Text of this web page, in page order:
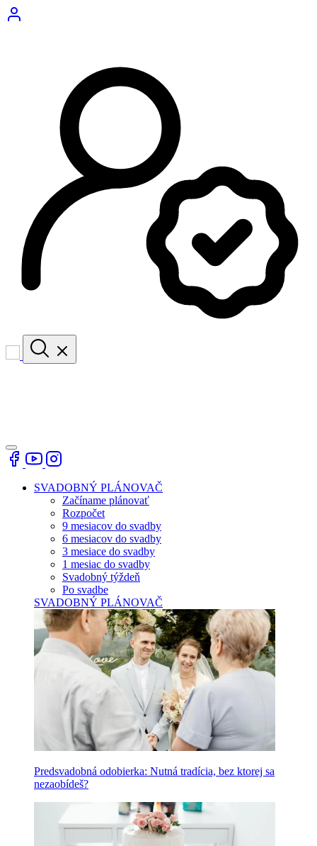
SVADOBNÝ PLÁNOVAČ
Začíname plánovať
Rozpočet
9 mesiacov do svadby
6 mesiacov do svadby
3 mesiace do svadby
1 mesiac do svadby
Svadobný týždeň
Po svadbe
SVADOBNÝ PLÁNOVAČ
Predsvadobná odobierka: Nutná tradícia, bez ktorej sa
nezaobídeš?